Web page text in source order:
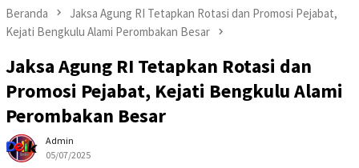
Beranda
Jaksa Agung RI Tetapkan Rotasi dan Promosi Pejabat,
Kejati Bengkulu Alami Perombakan Besar
Jaksa Agung RI Tetapkan Rotasi dan
Promosi Pejabat, Kejati Bengkulu Alami
Perombakan Besar
Admin
05/07/2025